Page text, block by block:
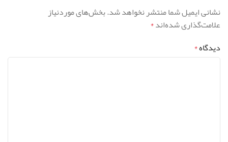
نشانی ایمیل شما منتشر نخواهد شد.بخش‌های موردنیاز
علامت‌گذاری شده‌اند*
دیدگاه*